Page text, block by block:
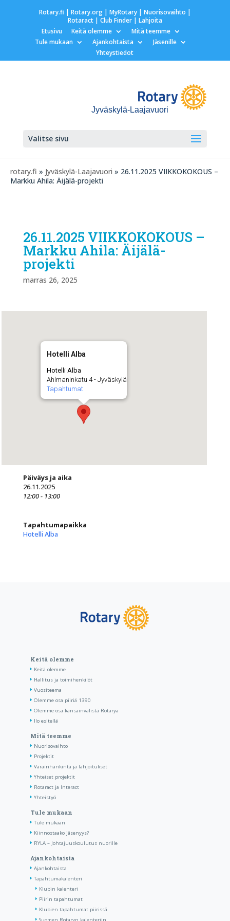
Rotary.fi | Rotary.org| MyRotary | Nuorisovaihto |
Rotaract| Club Finder| Lahjoita
Etusivu
Keitä olemme
Mitä teemme
Tule mukaan
Ajankohtaista
Jäsenille
Yhteystiedot
Jyväskylä-Laajavuori
Valitse sivu
rotary.fi » Jyväskylä-Laajavuori » 26.11.2025 VIIKKOKOKOUS –
Markku Ahila: Äijälä-projekti
26.11.2025 VIIKKOKOKOUS –
Markku Ahila: Äijälä-
projekti
marras 26, 2025
Hotelli Alba
Hotelli Alba
Ahlmaninkatu 4 - Jyväskylä
Tapahtumat
Päiväys ja aika
26.11.2025
12:00 - 13:00
Tapahtumapaikka
Hotelli Alba
Keitä olemme
Keitä olemme
Hallitus ja toimihenkilöt
Vuositeema
Olemme osa piiriä 1390
Olemme osa kansainvälistä Rotarya
Ilo esitellä
Mitä teemme
Nuorisovaihto
Projektit
Varainhankinta ja lahjoitukset
Yhteiset projektit
Rotaract ja Interact
Yhteistyö
Tule mukaan
Tule mukaan
Kiinnostaako jäsenyys?
RYLA – Johtajuuskoulutus nuorille
Ajankohtaista
Ajankohtaista
Tapahtumakalenteri
Klubin kalenteri
Piirin tapahtumat
Klubien tapahtumat piirissä